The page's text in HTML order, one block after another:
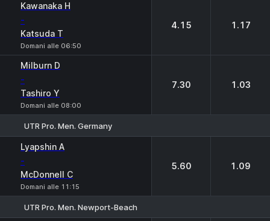
Kawanakа H
-
Katsuda T
Domani alle 06:50
4.15 1.17
Milburn D
-
Tashiro Y
Domani alle 08:00
7.30 1.03
UTR Pro. Men. Germany
Lyapshin A
-
McDonnell C
Domani alle 11:15
5.60 1.09
UTR Pro. Men. Newport-Beach